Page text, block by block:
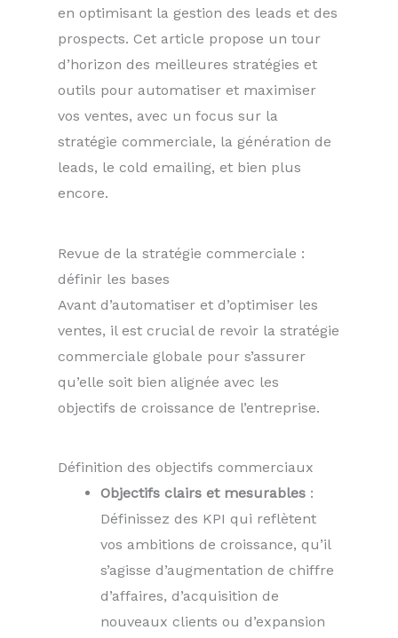
en optimisant la gestion des leads et des
prospects. Cet article propose un tour
d’horizon des meilleures stratégies et
outils pour automatiser et maximiser
vos ventes, avec un focus sur la
stratégie commerciale, la génération de
leads, le cold emailing, et bien plus
encore.
Revue de la stratégie commerciale :
définir les bases
Avant d’automatiser et d’optimiser les
ventes, il est crucial de revoir la stratégie
commerciale globale pour s’assurer
qu’elle soit bien alignée avec les
objectifs de croissance de l’entreprise.
Définition des objectifs commerciaux
Objectifs clairs et mesurables :
Définissez des KPI qui reflètent
vos ambitions de croissance, qu’il
s’agisse d’augmentation de chiffre
d’affaires, d’acquisition de
nouveaux clients ou d’expansion